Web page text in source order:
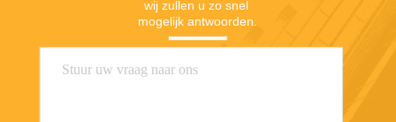
wij zullen u zo snel
mogelijk antwoorden.